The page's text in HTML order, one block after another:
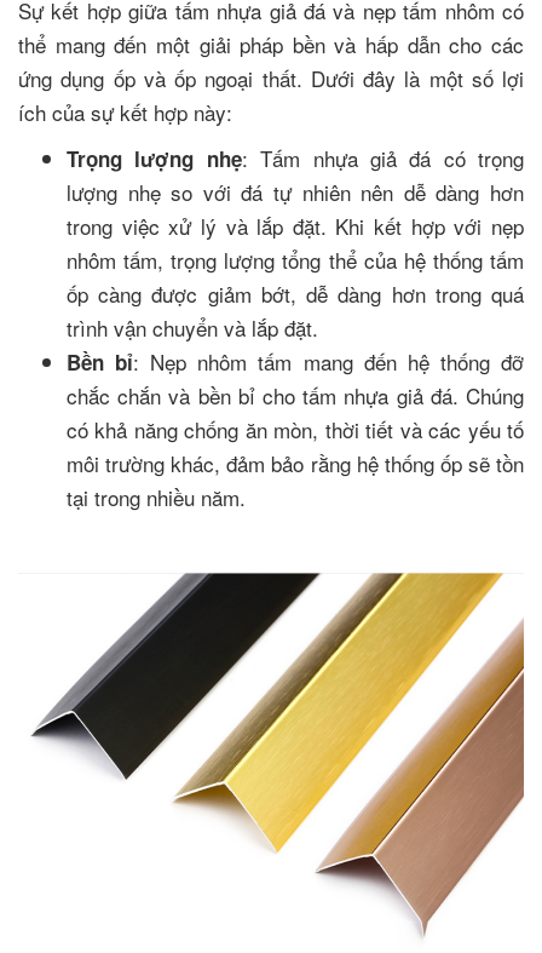
Sự kết hợp giữa tấm nhựa giả đá và nẹp tấm nhôm có
thể mang đến một giải pháp bền và hấp dẫn cho các
ứng dụng ốp và ốp ngoại thất. Dưới đây là một số lợi
ích của sự kết hợp này:
Trọng lượng nhẹ: Tấm nhựa giả đá có trọng
lượng nhẹ so với đá tự nhiên nên dễ dàng hơn
trong việc xử lý và lắp đặt. Khi kết hợp với nẹp
nhôm tấm, trọng lượng tổng thể của hệ thống tấm
ốp càng được giảm bớt, dễ dàng hơn trong quá
trình vận chuyển và lắp đặt.
Bền bỉ: Nẹp nhôm tấm mang đến hệ thống đỡ
chắc chắn và bền bỉ cho tấm nhựa giả đá. Chúng
có khả năng chống ăn mòn, thời tiết và các yếu tố
môi trường khác, đảm bảo rằng hệ thống ốp sẽ tồn
tại trong nhiều năm.